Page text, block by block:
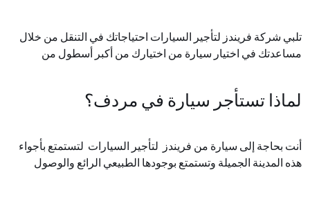
بما في ذلك تسلق الجدار، ومراكز الألعاب، والبولينغ، وركوب الخيل.
تقع منطقة مردف الجميلة في حضن المدينة، كما أنها توفر مجموعة
واسعة من مراكز الترفيه والمطاعم وأروقة التسوق مع منطقة
السيارات اليومية والشهرية لحجز سيارة للإيجار في مردف
تلبي شركة فريندز لتأجير السيارات احتياجاتك في التنقل من خلال
مساعدتك في اختيار سيارة من اختيارك من أكبر أسطول من
المتحدة. احجز الآن للحصول على أفضل العروض واجعل إقامتك لا
تنسى. أسعارنا هي الأرخص لاستئجار سيارة في مردف. بدون رسوم
لماذا تستأجر سيارة في مردف؟
أنت بحاجة إلى سيارة من فريندز لتأجير السيارات لتستمتع بأجواء
هذه المدينة الجميلة وتستمتع بوجودها الطبيعي الرائع والوصول